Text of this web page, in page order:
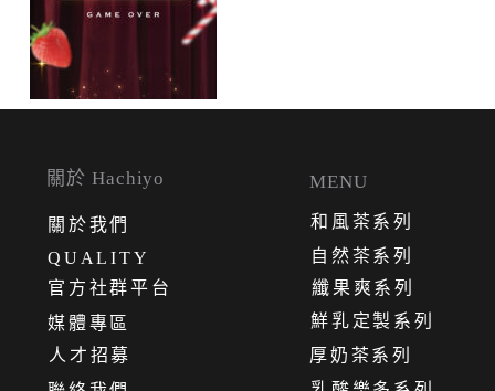
人才招募
關於 Hachiyo
關 於我們
QUALITY
官方社群平台
媒體專區
厚奶茶系列
鮮乳定製系列
纖果爽系列
自然茶系列
和風茶系列
MENU